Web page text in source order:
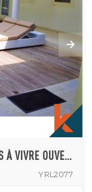
VILLA DE LUXE DE QUATRE CHAMBRES À VIVRE OUVERTE À PERERENAN
YRL2077